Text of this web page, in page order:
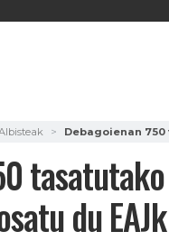
Debagoienan
du EAJk